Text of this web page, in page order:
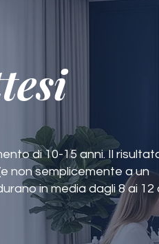
di 10-15 anni. Il
non semplicemente a un
in media dagli 8 ai 12